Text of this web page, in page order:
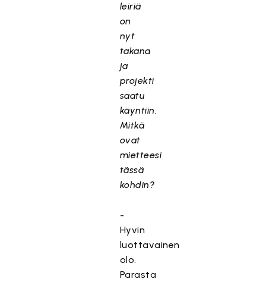
leiriä
on
nyt
takana
ja
projekti
saatu
käyntiin.
Mitkä
ovat
mietteesi
tässä
kohdin?
-
Hyvin
luottavainen
olo.
Parasta